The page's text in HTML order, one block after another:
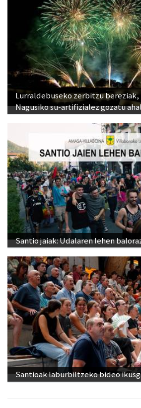
Lurraldebuseko zerbitzu bereziak,
Nagusiko su-artifizialez gozatu
Santio jaiak: Udalaren lehen
Santioak laburbiltzeko bideo